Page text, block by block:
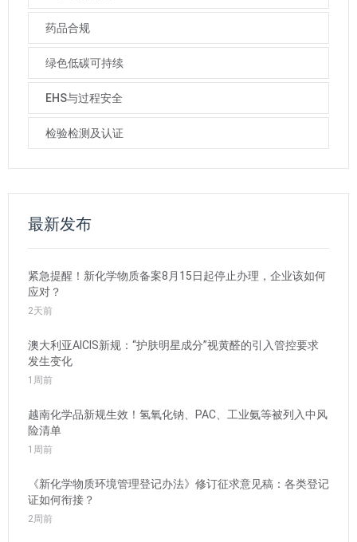
药品合规
绿色低碳可持续
EHS与过程安全
检验检测及认证
最新发布
紧急提醒！新化学物质备案8月15日起停止办理，企业该如何
应对？
2天前
澳大利亚AICIS新规：“护肤明星成分”视黄醛的引入管控要求
发生变化
1周前
越南化学品新规生效！氢氧化钠、PAC、工业氨等被列入中风
险清单
1周前
《新化学物质环境管理登记办法》修订征求意见稿：各类登记
证如何衔接？
2周前